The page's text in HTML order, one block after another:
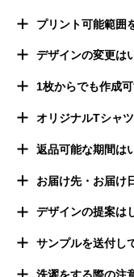
プリント可能範囲
デザインの変更は
1枚からでも作成
オリジナルTシャ
返品可能な期間は
お届け先・お届け
デザインの提案は
サンプルを送付し